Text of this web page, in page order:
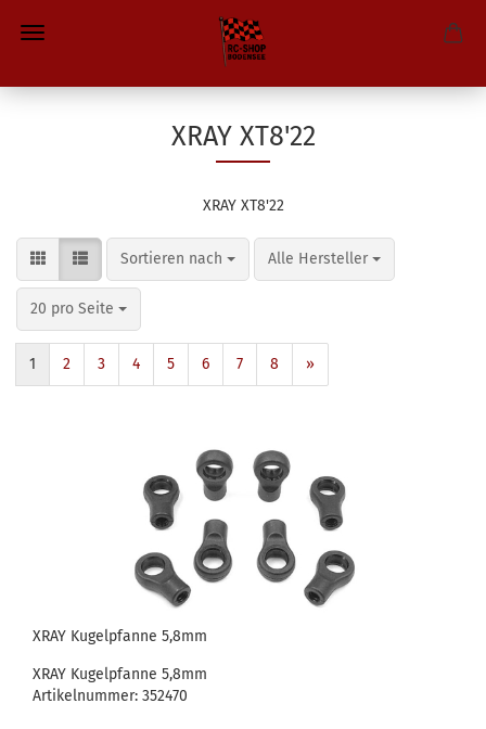
XRAY XT8'22
XRAY XT8'22
Sortieren nach
Sortieren nach Alle Hersteller
pro Seite
20 pro Seite
pro Seite
1 2 3 4 5 6 7 8 »
XRAY Kugelpfanne 5,8mm
XRAY Kugelpfanne 5,8mm
Artikelnummer: 352470